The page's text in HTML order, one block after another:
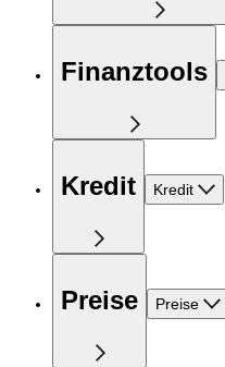
Finanztools
Kredit Kredit
Preise Preise